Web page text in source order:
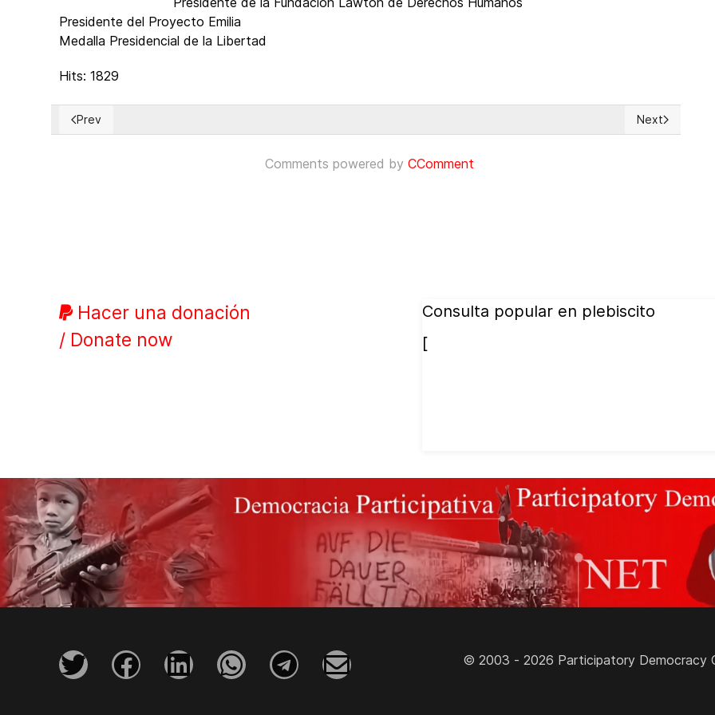
Presidente del Proyecto Emilia
Medalla Presidencial de la Libertad
Hits: 1829
Previous article: Sudan's cruel humanitarian crisis
Prev Next article:
Next
Comments powered byCComment
Hacer una donación
/ Donate now
Consulta popular en plebiscito
[
© 2003 - 2026 Participatory Democracy